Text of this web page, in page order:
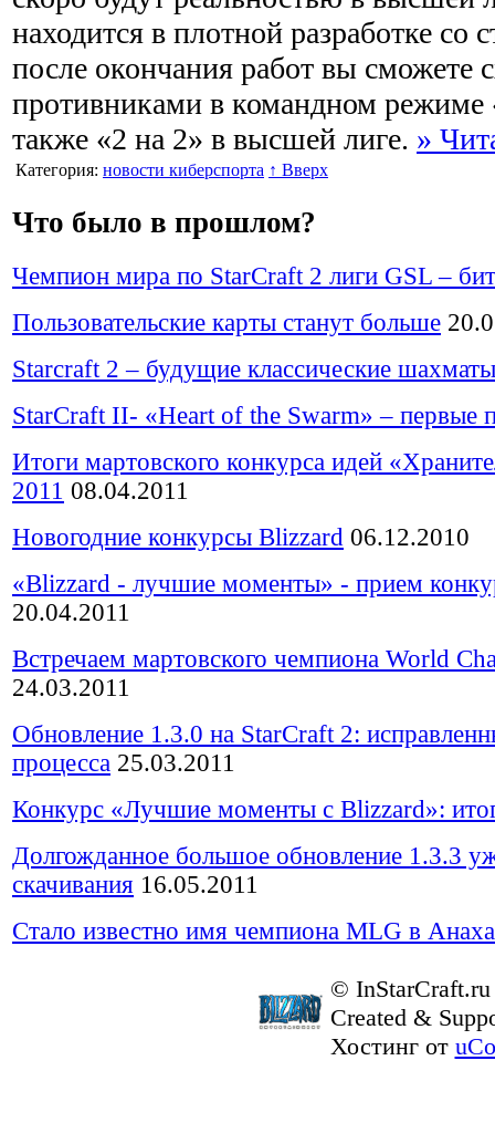
находится в плотной разработке со
после окончания работ вы сможете
противниками в командном режиме
также «2 на 2» в высшей лиге. »
Категория: новости киберспорта ↑ Вверх
Что было в прошлом?
Чемпион мира по StarCraft 2 лиги GSL –
Пользовательские карты станут больше
Starcraft 2 – будущие классические шахматы
StarCraft II- «Heart of the Swarm» – первые
Итоги мартовского конкурса идей
2011 08.04.2011
Новогодние конкурсы Blizzard 06.12.2010
«Blizzard - лучшие моменты» - прием
20.04.2011
Встречаем мартовского чемпиона World
24.03.2011
Обновление 1.3.0 на StarCraft 2:
процесса 25.03.2011
Конкурс «Лучшие моменты с Blizzard»:
Долгожданное большое обновление 1.3.3
скачивания 16.05.2011
Стало известно имя чемпиона MLG в
© InStarCraft.ru
Created &
Хостинг от